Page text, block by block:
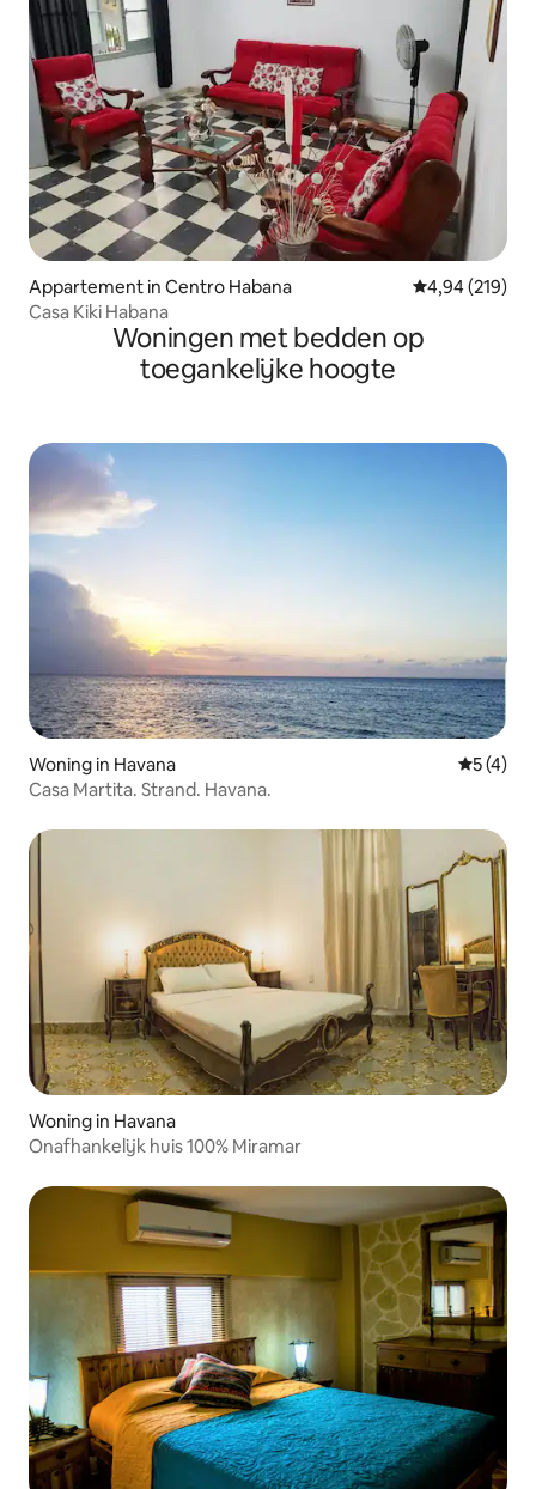
Appartement in Centro Habana Gemiddelde
4,94 (219)
Casa Kiki Habana
Woningen met bedden op
toegankelijke hoogte
Woning in Havana
5 (4)
Casa Martita. Strand. Havana.
Woning in Havana
Onafhankelijk huis 100% Miramar